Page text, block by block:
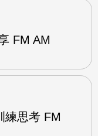
FM AM
練思考 FM